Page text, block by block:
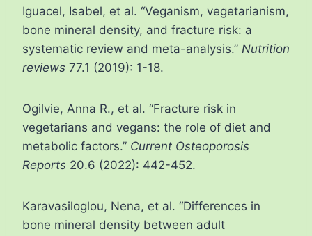
Iguacel, Isabel, et al. “Veganism, vegetarianism,
bone mineral density, and fracture risk: a
systematic review and meta-analysis.” Nutrition
reviews 77.1 (2019): 1-18.
Ogilvie, Anna R., et al. “Fracture risk in
vegetarians and vegans: the role of diet and
metabolic factors.” Current Osteoporosis
Reports 20.6 (2022): 442-452.
Karavasiloglou, Nena, et al. “Differences in
bone mineral density between adult